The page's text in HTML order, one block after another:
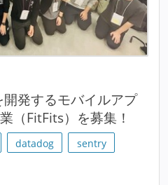
発するモバイルアプ
（FitFits）を募集！
datadog
sentry